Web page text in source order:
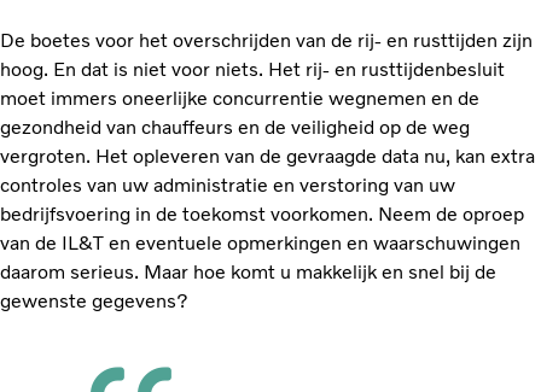
De boetes voor het overschrijden van de rij- en rusttijden zijn
hoog. En dat is niet voor niets. Het rij- en rusttijdenbesluit
moet immers oneerlijke concurrentie wegnemen en de
gezondheid van chauffeurs en de veiligheid op de weg
vergroten. Het opleveren van de gevraagde data nu, kan extra
controles van uw administratie en verstoring van uw
bedrijfsvoering in de toekomst voorkomen. Neem de oproep
van de IL&T en eventuele opmerkingen en waarschuwingen
daarom serieus. Maar hoe komt u makkelijk en snel bij de
gewenste gegevens?